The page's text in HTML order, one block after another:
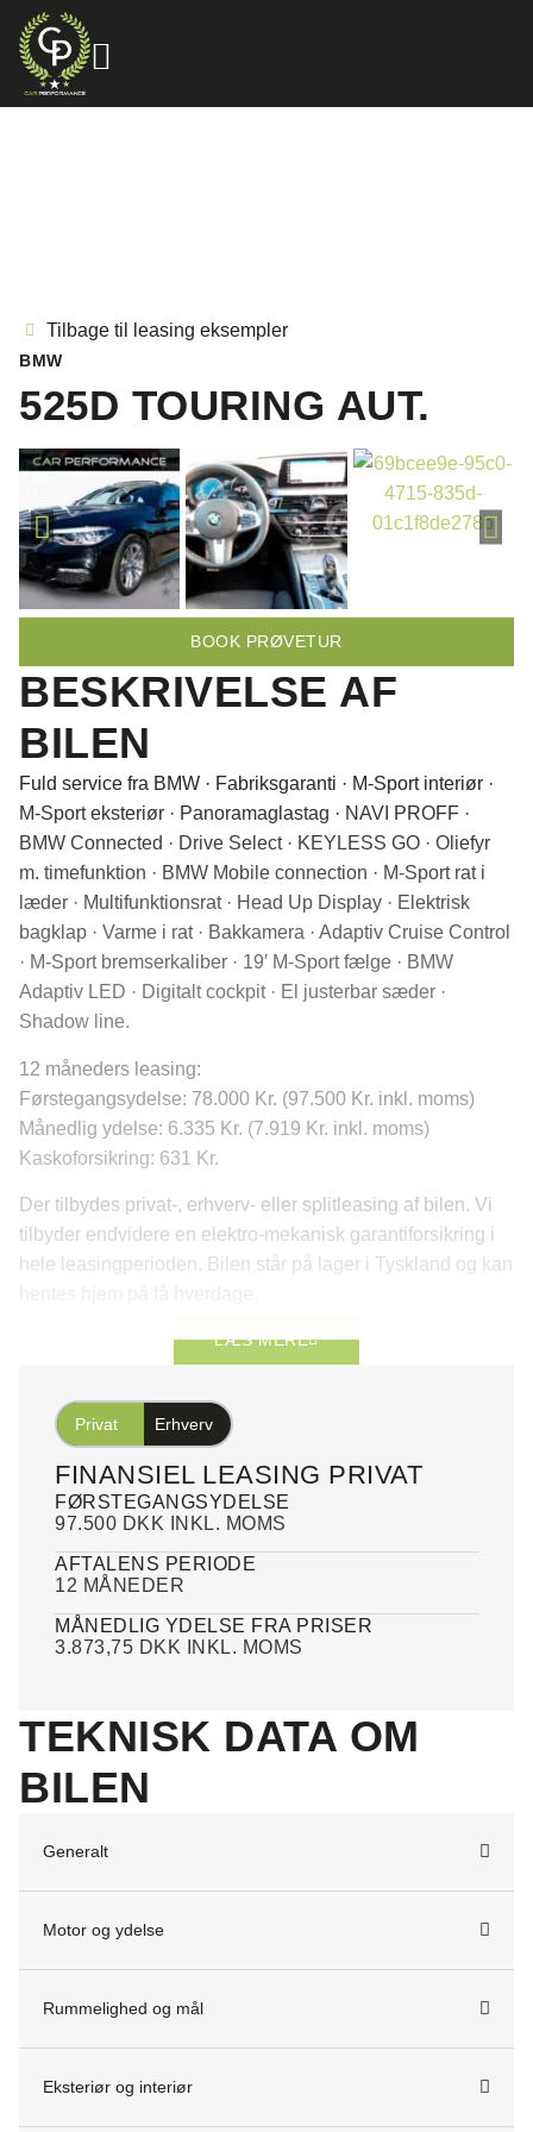
Tilbage til leasing eksempler
BMW
525D TOURING AUT.
BOOK PRØVETUR
BESKRIVELSE AF
BILEN
Fuld service fra BMW · Fabriksgaranti · M-Sport interiør ·
M-Sport eksteriør · Panoramaglastag · NAVI PROFF ·
BMW Connected · Drive Select · KEYLESS GO · Oliefyr
m. timefunktion · BMW Mobile connection · M-Sport rat i
læder · Multifunktionsrat · Head Up Display · Elektrisk
bagklap · Varme i rat · Bakkamera · Adaptiv Cruise Control
· M-Sport bremserkaliber · 19′ M-Sport fælge · BMW
Adaptiv LED · Digitalt cockpit · El justerbar sæder ·
Shadow line.
12 måneders leasing:
Førstegangsydelse: 78.000 Kr. (97.500 Kr. inkl. moms)
Månedlig ydelse: 6.335 Kr. (7.919 Kr. inkl. moms)
Kaskoforsikring: 631 Kr.
Der tilbydes privat-, erhverv- eller splitleasing af bilen. Vi
tilbyder endvidere en elektro-mekanisk garantiforsikring i
hele leasingperioden. Bilen står på lager i Tyskland og kan
*Forbehold for tastefejl samt positiv kreditgodkendelse.
LÆS MERE
Privat Erhverv
FINANSIEL LEASING PRIVAT
FØRSTEGANGSYDELSE
97.500 DKK INKL. MOMS
AFTALENS PERIODE
12 MÅNEDER
MÅNEDLIG YDELSE FRA PRISER
3.873,75 DKK INKL. MOMS
TEKNISK DATA OM
BILEN
Generalt
Motor og ydelse
Rummelighed og mål
Eksteriør og interiør